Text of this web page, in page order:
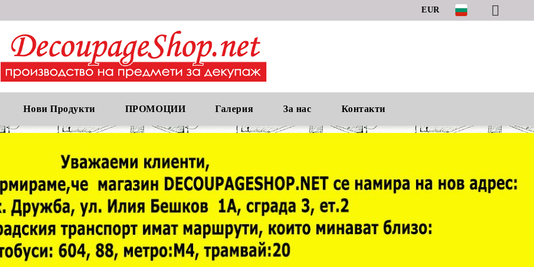
EUR
Нови Продукти ПРОМОЦИИ Галерия За нас Контакти